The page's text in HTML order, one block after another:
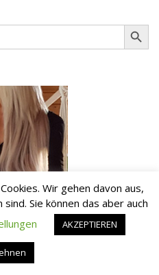
Search Button
Wir gehen davon aus,
Sie können das aber auch
AKZEPTIEREN